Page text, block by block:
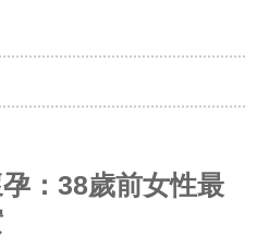
：38歲前女性最